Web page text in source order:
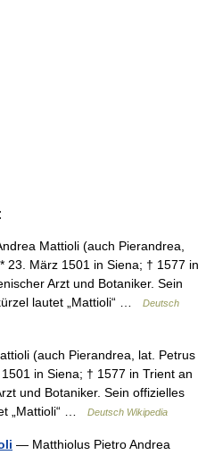
Mattioli (auch Pierandrea,
23. März 1501 in Siena; † 1577 in
Arzt und Botaniker. Sein
lautet „Mattioli“ …
Deutsch
(auch Pierandrea, lat. Petrus
in Siena; † 1577 in Trient an
und Botaniker. Sein offizielles
„Mattioli“ …
Deutsch Wikipedia
— Matthiolus Pietro Andrea